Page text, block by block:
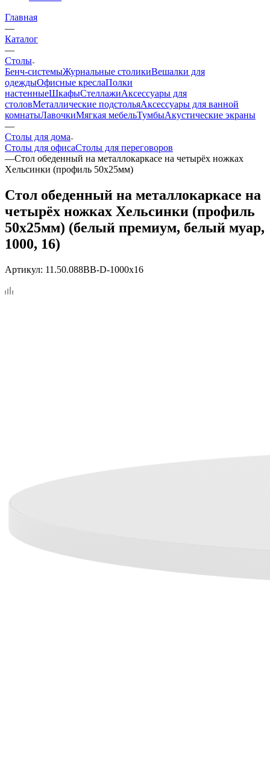
Главная
—
Каталог
—
Столы
Бенч-системыЖурнальные столикиВешалки для
одеждыОфисные креслаПолки
настенныеШкафыСтеллажиАксессуары для
столовМеталлические подстольяАксессуары для ванной
комнатыЛавочкиМягкая мебельТумбыАкустические экраны
—
Столы для дома
Столы для офисаСтолы для переговоров
—Стол обеденный на металлокаркасе на четырёх ножках
Хельсинки (профиль 50х25мм)
Стол обеденный на металлокаркасе на
четырёх ножках Хельсинки (профиль
50х25мм) (белый премиум, белый муар,
1000, 16)
Артикул: 11.50.088BB-D-1000x16